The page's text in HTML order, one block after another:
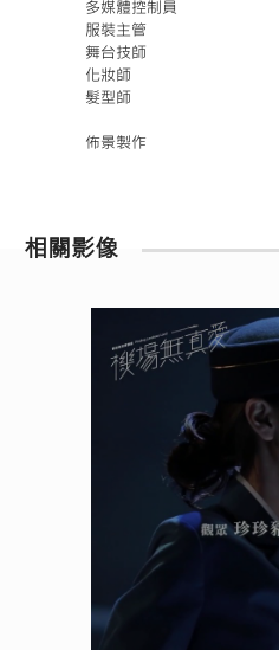
多媒體控制員
服裝主管
舞台技師
化妝師
髮型師
佈景製作
相關影像